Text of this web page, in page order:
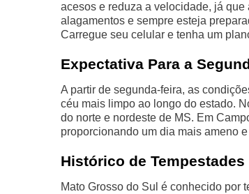
acesos e reduza a velocidade, já
alagamentos e sempre esteja
Carregue seu celular e tenha um
Expectativa Para a
A partir de segunda-feira, as
céu mais limpo ao longo do estado.
do norte e nordeste de MS. Em
proporcionando um dia mais ameno
Histórico de Tempestades
Mato Grosso do Sul é conhecido por